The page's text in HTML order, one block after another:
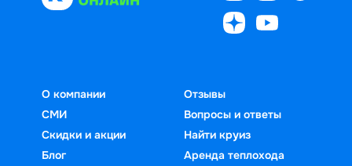
О компании
СМИ
Скидки и акции
Блог
Отзывы
Вопросы и ответы
Найти круиз
Аренда теплохода